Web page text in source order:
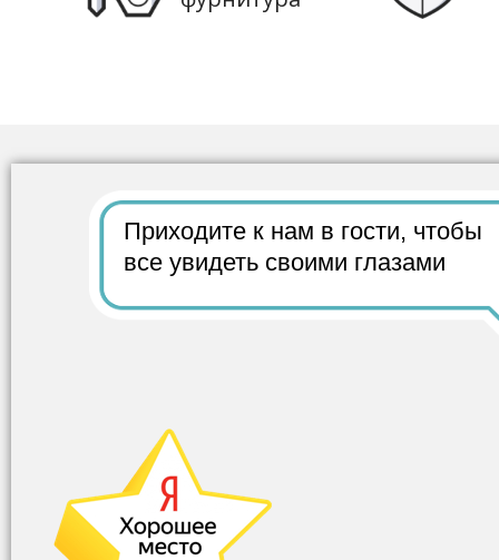
Приходите к нам в гости, чтобы
всеувидеть своими глазами